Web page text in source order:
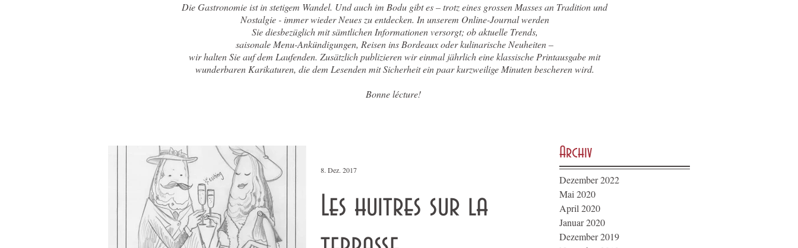
Die Gastronomie ist in stetigem Wandel. Und auch im Bodu gibt es – trotz eines grossen Masses an Tradition und
Nostalgie - immer wieder Neues zu entdecken. In unserem Online-Journal werden
Sie diesbezüglich mit sämtlichen Informationen versorgt; ob aktuelle Trends,
saisonale Menu-Ankündigungen, Reisen ins Bordeaux oder kulinarische Neuheiten –
wir halten Sie auf dem Laufenden. Zusätzlich publizieren wir einmal jährlich eine klassische Printausgabe mit
wunderbaren Karikaturen, die dem Lesenden mit Sicherheit ein paar kurzweilige Minuten bescheren wird.
Bonne lécture!
Les huitres sur la
8. Dez. 2017
Archiv
Dezember 2022
Mai 2020
April 2020
Januar 2020
Dezember 2019